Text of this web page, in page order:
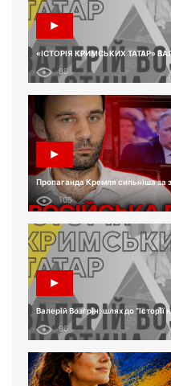
«ІСТОРІЯ КРИМСЬКИХ ТАТАР»
88
Пропаганда Кремля сильніша
105
Валерій Возгрін: шлях до
96